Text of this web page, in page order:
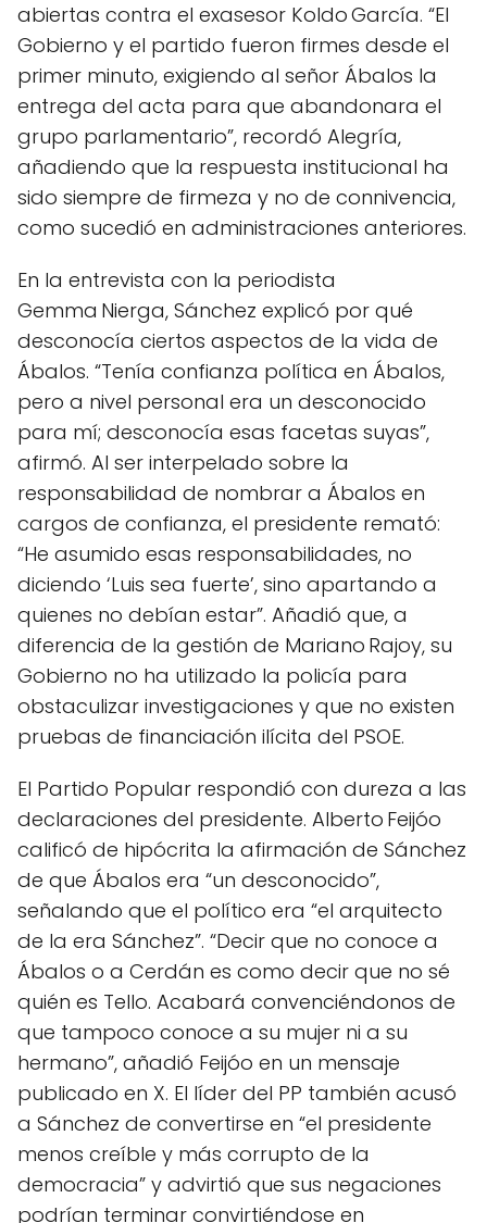
abiertas contra el exasesor Koldo García. “El
Gobierno y el partido fueron firmes desde el
primer minuto, exigiendo al señor Ábalos la
entrega del acta para que abandonara el
grupo parlamentario”, recordó Alegría,
añadiendo que la respuesta institucional ha
sido siempre de firmeza y no de connivencia,
como sucedió en administraciones anteriores.
En la entrevista con la periodista
Gemma Nierga, Sánchez explicó por qué
desconocía ciertos aspectos de la vida de
Ábalos. “Tenía confianza política en Ábalos,
pero a nivel personal era un desconocido
para mí; desconocía esas facetas suyas”,
afirmó. Al ser interpelado sobre la
responsabilidad de nombrar a Ábalos en
cargos de confianza, el presidente remató:
“He asumido esas responsabilidades, no
diciendo ‘Luis sea fuerte’, sino apartando a
quienes no debían estar”. Añadió que, a
diferencia de la gestión de Mariano Rajoy, su
Gobierno no ha utilizado la policía para
obstaculizar investigaciones y que no existen
pruebas de financiación ilícita del PSOE.
El Partido Popular respondió con dureza a las
declaraciones del presidente. Alberto Feijóo
calificó de hipócrita la afirmación de Sánchez
de que Ábalos era “un desconocido”,
señalando que el político era “el arquitecto
de la era Sánchez”. “Decir que no conoce a
Ábalos o a Cerdán es como decir que no sé
quién es Tello. Acabará convenciéndonos de
que tampoco conoce a su mujer ni a su
hermano”, añadió Feijóo en un mensaje
publicado en X. El líder del PP también acusó
a Sánchez de convertirse en “el presidente
menos creíble y más corrupto de la
democracia” y advirtió que sus negaciones
podrían terminar convirtiéndose en